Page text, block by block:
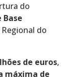
do
do
de euros,
máxima de